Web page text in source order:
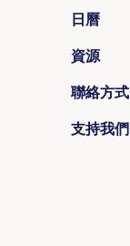
日曆
資源
聯絡方式
支持我們